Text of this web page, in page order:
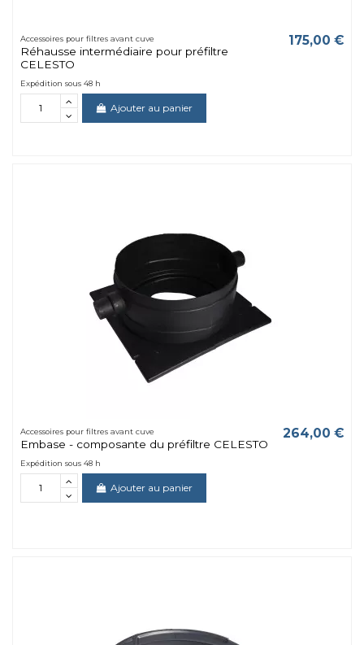
Accessoires pour filtres avant cuve
Réhausse intermédiaire pour préfiltre
CELESTO
175,00 €
Expédition sous 48 h
Ajouter au panier
Accessoires pour filtres avant cuve
Embase - composante du préfiltre CELESTO
264,00 €
Expédition sous 48 h
Ajouter au panier